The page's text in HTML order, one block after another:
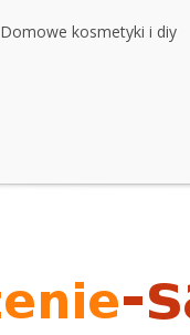
Domowe kosmetyki i diy